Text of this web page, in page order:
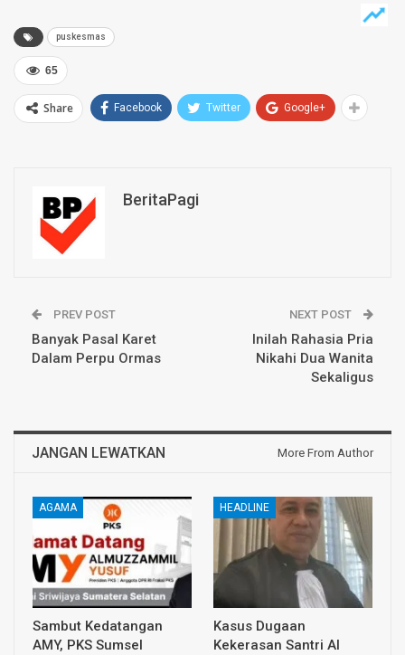
puskesmas
65
Share Facebook Twitter Google+
BeritaPagi
PREV POST
Banyak Pasal Karet
Dalam Perpu Ormas
NEXT POST
Inilah Rahasia Pria
Nikahi Dua Wanita
Sekaligus
JANGAN LEWATKAN More From Author
AGAMA
Sambut Kedatangan
AMY, PKS Sumsel
HEADLINE
Kasus Dugaan
Kekerasan Santri Al